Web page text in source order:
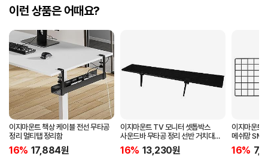
이런 상품은 어때요?
이지마운트 책상 케이블 전선 무타공
정리 멀티탭 정리함
16% 17,884원
이지마운트 TV 모니터 셋톱박스
사운드바 무타공 정리 선반 거치대
FS-900
16% 13,230원
이지마운트
메쉬망
16%